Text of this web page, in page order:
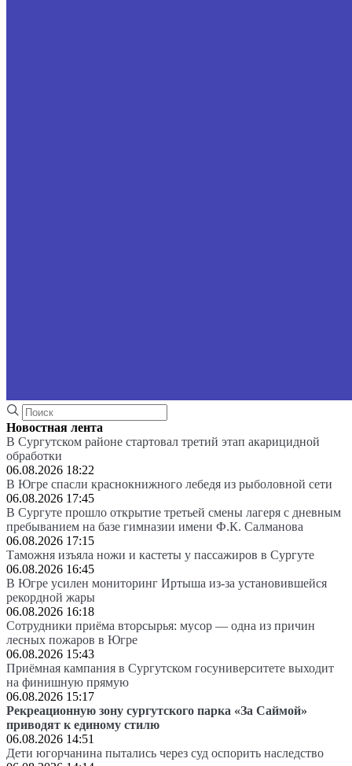
Новостная лента
В Сургутском районе стартовал третий этап акарицидной
обработки
06.08.2026 18:22
В Югре спасли краснокнижного лебедя из рыболовной сети
06.08.2026 17:45
В Сургуте прошло открытие третьей смены лагеря с дневным
пребыванием на базе гимназии имени Ф.К. Салманова
06.08.2026 17:15
Таможня изъяла ножи и кастеты у пассажиров в Сургуте
06.08.2026 16:45
В Югре усилен мониторинг Иртыша из-за установившейся
рекордной жары
06.08.2026 16:18
Сотрудники приёма вторсырья: мусор — одна из причин
лесных пожаров в Югре
06.08.2026 15:43
Приёмная кампания в Сургутском госуниверситете выходит
на финишную прямую
06.08.2026 15:17
Рекреационную зону сургутского парка «За Саймой»
приводят к единому стилю
06.08.2026 14:51
Дети югорчанина пытались через суд оспорить наследство